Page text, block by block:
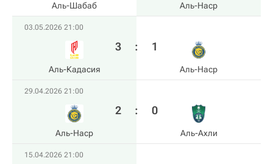
Аль-Шабаб Аль-Наср
03.05.2026 21:00
Аль-Кадасия
3 : 1
Аль-Наср
29.04.2026 21:00
Аль-Наср
2 : 0
Аль-Ахли
15.04.2026 21:00